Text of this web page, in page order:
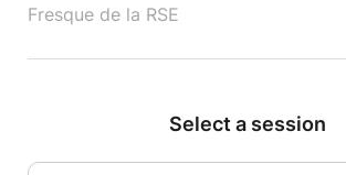
Fresque de la RSE
Select a session